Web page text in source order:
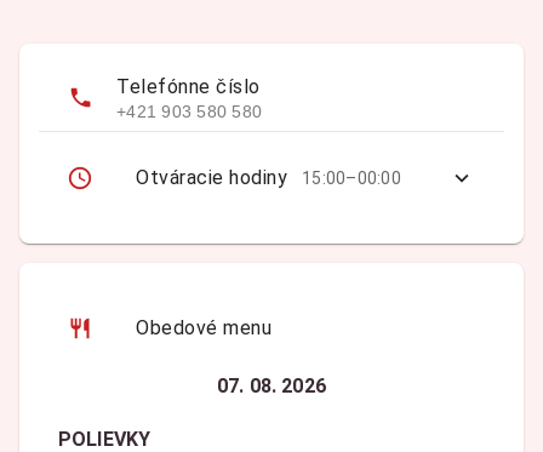
Telefónne číslo
+421 903 580 580
Otváracie hodiny 15:00–00:00
Obedové menu
07. 08. 2026
POLIEVKY